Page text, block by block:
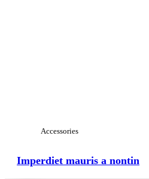
Accessories
Imperdiet mauris a nontin